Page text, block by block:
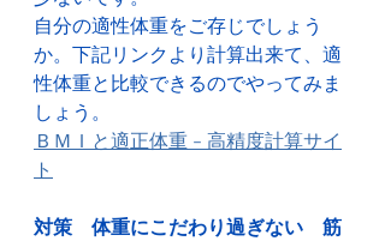
自分の適性体重をご存じでしょう
か。下記リンクより計算出来て、適
性体重と比較できるのでやってみま
しょう。
ＢＭＩと適正体重 - 高精度計算サイ
ト
対策　体重にこだわり過ぎない　筋